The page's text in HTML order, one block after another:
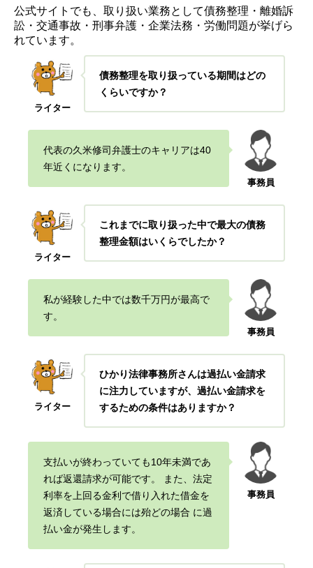
公式サイトでも、取り扱い業務として債務整理・離婚訴
訟・交通事故・刑事弁護・企業法務・労働問題が挙げら
れています。
ライター
債務整理を取り扱っている期間はどの
くらいですか？
事務員
代表の久米修司弁護士のキャリアは40
年近くになります。
ライター
これまでに取り扱った中で最大の債務
整理金額はいくらでしたか？
事務員
私が経験した中では数千万円が最高で
す。
ライター
ひかり法律事務所さんは過払い金請求
に注力していますが、過払い金請求を
するための条件はありますか？
事務員
支払いが終わっていても10年未満であ
れば返還請求が可能です。
また、法定
利率を上回る金利で借り入れた借金を
返済している場合には殆どの場合 に過
払い金が発生します。